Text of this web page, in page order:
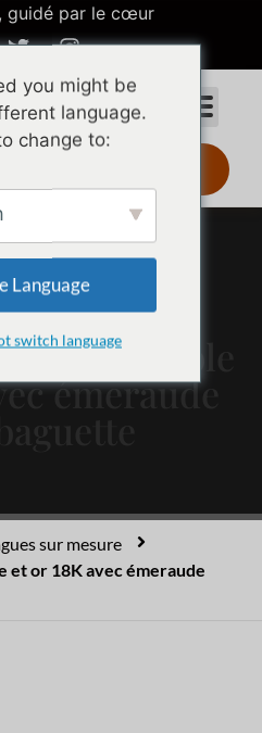
guidé par le cœur
inoxydable
émeraude
sur mesure
et or 18K avec émeraude
you might be
language.
change to:
Language
switch language